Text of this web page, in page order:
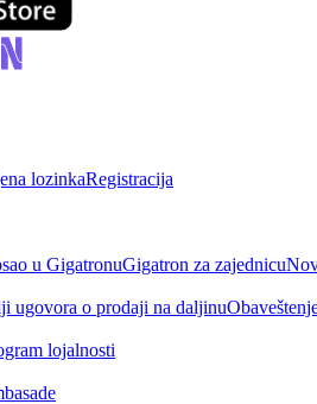
lozinkaRegistracija
u GigatronuGigatron za zajednicu
ugovora o prodaji na daljinu
lojalnosti